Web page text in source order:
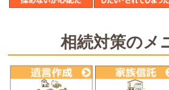
相続対策のメ